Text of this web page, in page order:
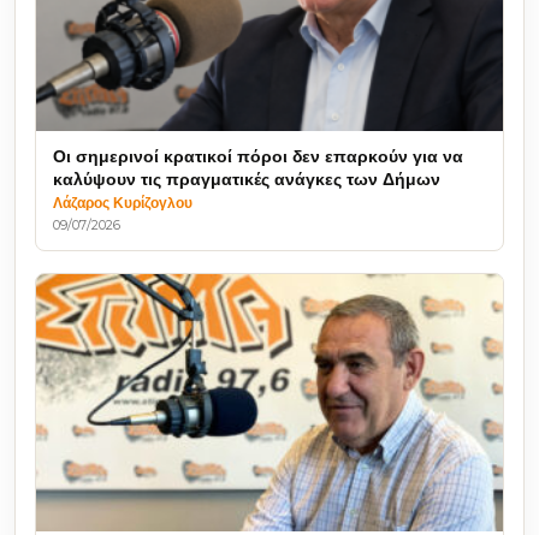
Οι σημερινοί κρατικοί πόροι δεν επαρκούν για να
καλύψουν τις πραγματικές ανάγκες των Δήμων
Λάζαρος Κυρίζογλου
09/07/2026